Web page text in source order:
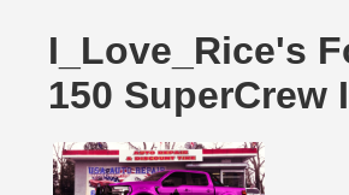
I_Love_Rice's
150 SuperCrew